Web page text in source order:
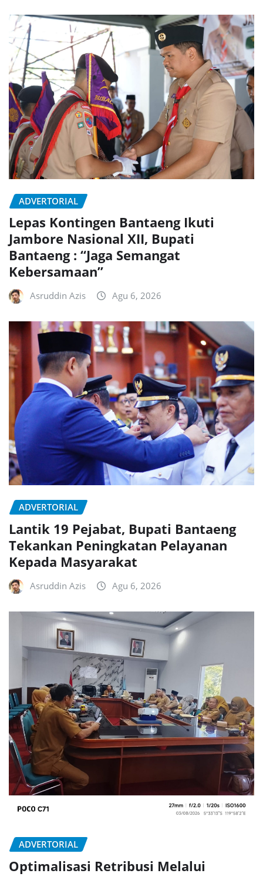
ADVERTORIAL
Lepas Kontingen Bantaeng Ikuti
Jambore Nasional XII, Bupati
Bantaeng : “Jaga Semangat
Kebersamaan”
Asruddin Azis Agu 6, 2026
ADVERTORIAL
Lantik 19 Pejabat, Bupati Bantaeng
Tekankan Peningkatan Pelayanan
Kepada Masyarakat
Asruddin Azis Agu 6, 2026
ADVERTORIAL
Optimalisasi Retribusi Melalui